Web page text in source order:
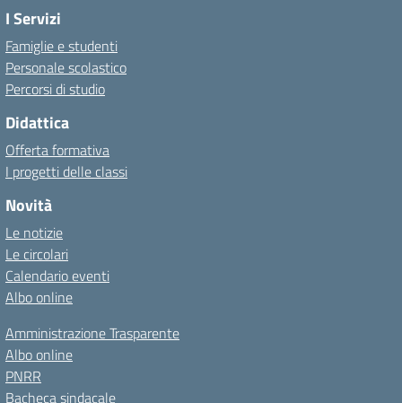
I Servizi
Famiglie e studenti
Personale scolastico
Percorsi di studio
Didattica
Offerta formativa
I progetti delle classi
Novità
Le notizie
Le circolari
Calendario eventi
Albo online
Amministrazione Trasparente
Albo online
PNRR
Bacheca sindacale